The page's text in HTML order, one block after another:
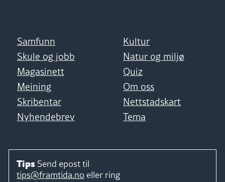
Samfunn
Kultur
Skule og jobb
Natur og miljø
Magasinett
Quiz
Meining
Om oss
Skribentar
Nettstadskart
Nyhendebrev
Tema
Tips Send epost til
tips@framtida.no eller ring